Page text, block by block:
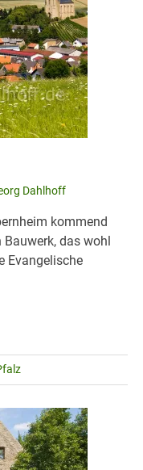
Dahlhoff
kommend
Bauwerk, das wohl
Evangelische